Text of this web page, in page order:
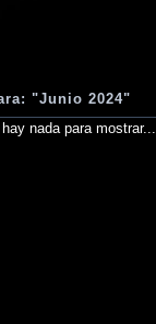
"Junio 2024"
nada para mostrar...